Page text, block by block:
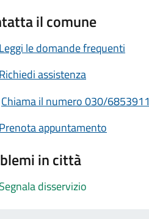
il comune
Leggi le domande frequenti
Richiedi assistenza
Chiama il numero 030/6853911
Prenota appuntamento
in città
Segnala disservizio